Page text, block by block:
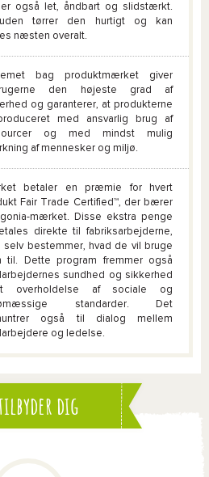
også let, åndbart og slidstærkt.
tørrer den hurtigt og kan
næsten overalt.
bag produktmærket giver
den højeste grad af
og garanterer, at produkterne
med ansvarlig brug af
og med mindst mulig
af mennesker og miljø.
betaler en præmie for hvert
Fair Trade Certified™, der bærer
mærket. Disse ekstra penge
direkte til fabriksarbejderne,
selv bestemmer, hvad de vil bruge
til. Dette program fremmer også
sundhed og sikkerhed
overholdelse af sociale og
standarder. Det
også til dialog mellem
og ledelse.
dig